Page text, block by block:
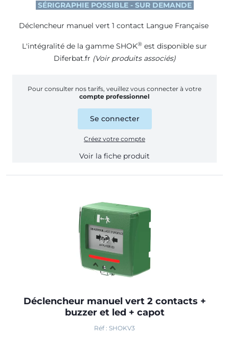
SÉRIGRAPHIE POSSIBLE - SUR DEMANDE
Déclencheur manuel vert 1 contact Langue Française
L'intégralité de la gamme SHOK® est disponible sur
Diferbat.fr (Voir produits associés)
Pour consulter nos tarifs, veuillez vous connecter à votre
compte professionnel
Se connecter
Créez votre compte
Voir la fiche produit
Déclencheur manuel vert 2 contacts +
buzzer et led + capot
Réf : SHOKV3